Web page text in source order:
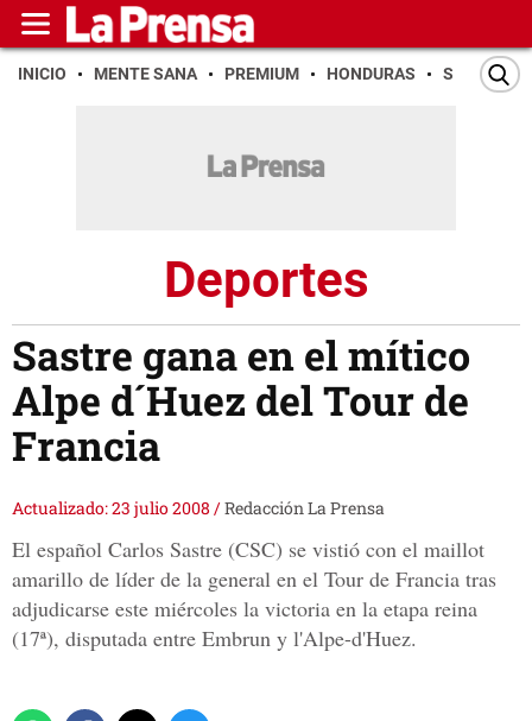
INICIO MENTE SANA PREMIUM HONDURAS SAN PEDRO
Deportes
Sastre gana en el mítico
Alpe d´Huez del Tour de
Francia
Actualizado: 23 julio 2008 /Redacción La Prensa
El español Carlos Sastre (CSC) se vistió con el maillot
amarillo de líder de la general en el Tour de Francia tras
adjudicarse este miércoles la victoria en la etapa reina
(17ª), disputada entre Embrun y l'Alpe-d'Huez.